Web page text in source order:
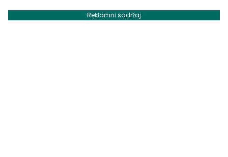
Reklamni sadržaj